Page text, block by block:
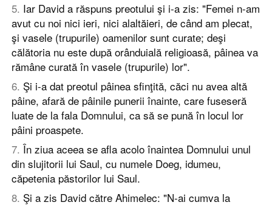
5. Iar David a răspuns preotului şi i-a zis: "Femei n-am
avut cu noi nici ieri, nici alaltăieri, de când am plecat,
şi vasele (trupurile) oamenilor sunt curate; deşi
călătoria nu este după orânduială religioasă, pâinea va
rămâne curată în vasele (trupurile) lor".
6. Şi i-a dat preotul pâinea sfinţită, căci nu avea altă
pâine, afară de pâinile punerii înainte, care fuseseră
luate de la fala Domnului, ca să se pună în locul lor
pâini proaspete.
7. În ziua aceea se afla acolo înaintea Domnului unul
din slujitorii lui Saul, cu numele Doeg, idumeu,
căpetenia păstorilor lui Saul.
8. Şi a zis David către Ahimelec: "N-ai cumva la